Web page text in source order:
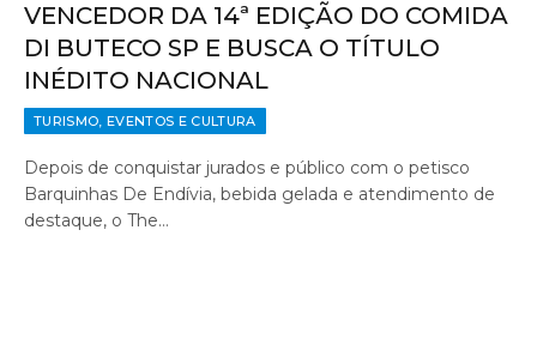
VENCEDOR DA 14ª EDIÇÃO DO COMIDA
DI BUTECO SP E BUSCA O TÍTULO
INÉDITO NACIONAL
TURISMO, EVENTOS E CULTURA
Depois de conquistar jurados e público com o petisco
Barquinhas De Endívia, bebida gelada e atendimento de
destaque, o The…